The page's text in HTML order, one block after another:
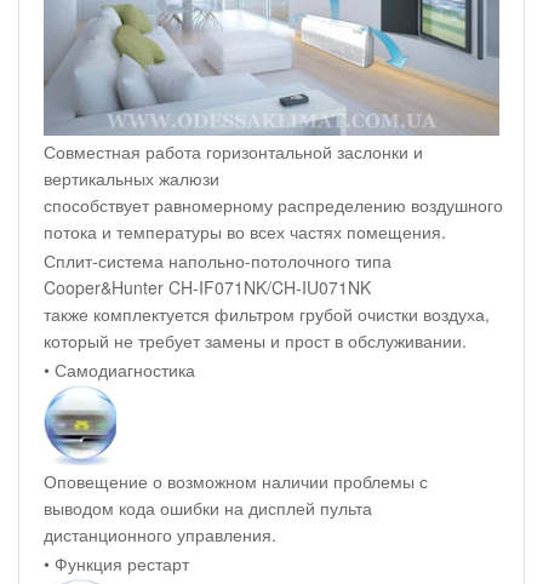
Совместная работа горизонтальной заслонки и
вертикальных жалюзи
способствует равномерному распределению воздушного
потока и температуры во всех частях помещения.
Сплит-система напольно-потолочного типа
Cooper&Hunter CH-IF071NK/CH-IU071NK
также комплектуется фильтром грубой очистки воздуха,
который не требует замены и прост в обслуживании.
• Самодиагностика
Оповещение о возможном наличии проблемы с
выводом кода ошибки на дисплей пульта
дистанционного управления.
• Функция рестарт